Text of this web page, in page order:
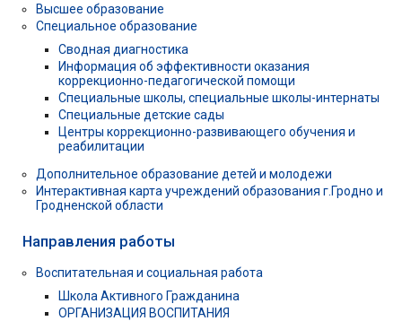
Высшее образование
Специальное образование
Сводная диагностика
Информация об эффективности оказания
коррекционно-педагогической помощи
Специальные школы, специальные школы-интернаты
Специальные детские сады
Центры коррекционно-развивающего обучения и
реабилитации
Дополнительное образование детей и молодежи
Интерактивная карта учреждений образования г.Гродно и
Гродненской области
Направления работы
Воспитательная и социальная работа
Школа Активного Гражданина
ОРГАНИЗАЦИЯ ВОСПИТАНИЯ